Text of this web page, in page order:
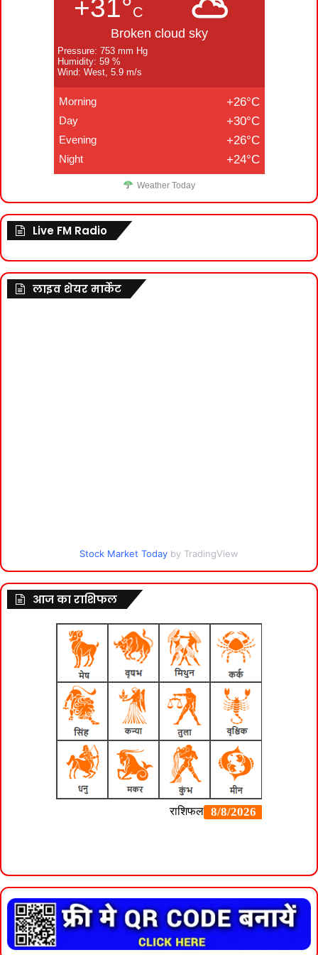
+31°C
Broken cloud sky
Pressure: 753 mm Hg
Humidity: 59 %
Wind: West, 5.9 m/s
Morning +26°C
Day +30°C
Evening +26°C
Night +24°C
Weather Today
Live FM Radio
लाइव शेयर मार्केट
Stock Market Today by TradingView
आज का राशिफल